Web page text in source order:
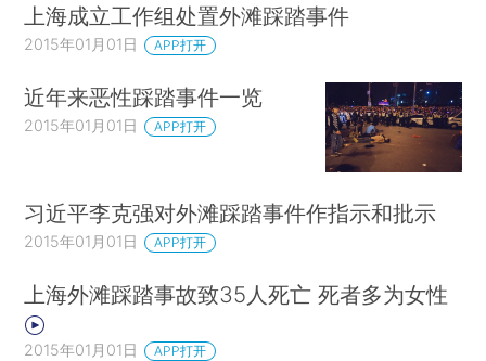
上海成立工作组处置外滩踩踏事件
2015年01月01日 APP打开
近年来恶性踩踏事件一览
2015年01月01日 APP打开
习近平李克强对外滩踩踏事件作指示和批示
2015年01月01日 APP打开
上海外滩踩踏事故致35人死亡 死者多为女性
2015年01月01日 APP打开